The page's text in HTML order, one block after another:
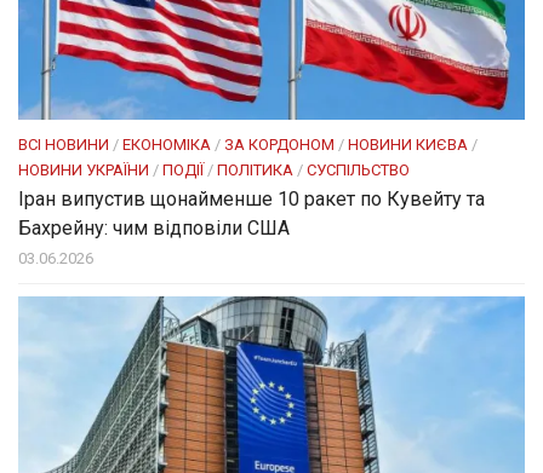
ВСІ НОВИНИ / ЕКОНОМІКА / ЗА КОРДОНОМ / НОВИНИ КИЄВА /
НОВИНИ УКРАЇНИ / ПОДІЇ / ПОЛІТИКА / СУСПІЛЬСТВО
Іран випустив щонайменше 10 ракет по Кувейту та
Бахрейну: чим відповіли США
03.06.2026